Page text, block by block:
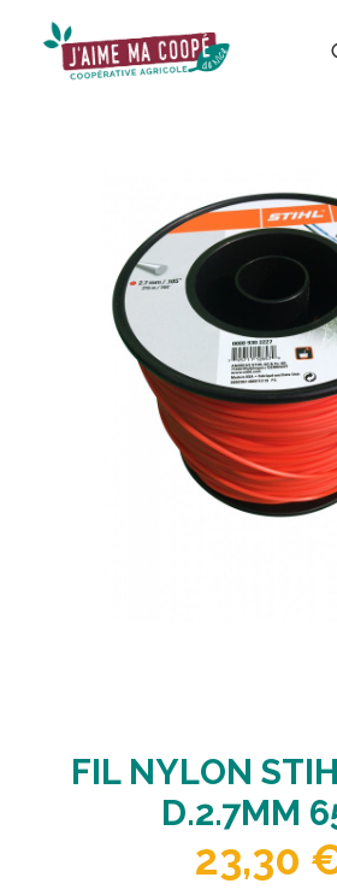
HISTOIRE
ACTUALITÉS
RÉPARATION
NOS MAGASINS
FIL NYLON
D.2.7MM
23,30